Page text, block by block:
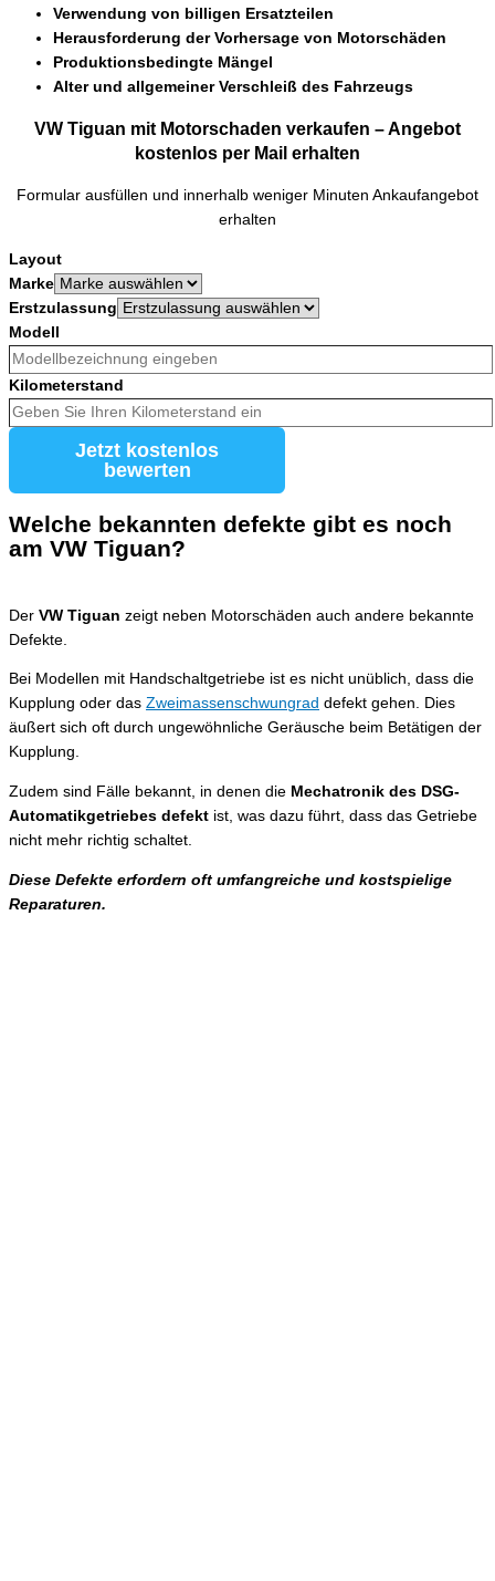
Verwendung von billigen Ersatzteilen
Herausforderung der Vorhersage von Motorschäden
Produktionsbedingte Mängel
Alter und allgemeiner Verschleiß des Fahrzeugs
VW Tiguan mit Motorschaden verkaufen – Angebot
kostenlos per Mail erhalten
Formular ausfüllen und innerhalb weniger Minuten Ankaufangebot
erhalten
Layout
Marke
Erstzulassung
Modell
Kilometerstand
Jetzt kostenlos
bewerten
Welche bekannten defekte gibt es noch
am VW Tiguan?
Der VW Tiguan zeigt neben Motorschäden auch andere bekannte
Defekte.
Bei Modellen mit Handschaltgetriebe ist es nicht unüblich, dass die
Kupplung oder das Zweimassenschwungrad defekt gehen. Dies
äußert sich oft durch ungewöhnliche Geräusche beim Betätigen der
Kupplung.
Zudem sind Fälle bekannt, in denen die Mechatronik des DSG-
Automatikgetriebes defekt ist, was dazu führt, dass das Getriebe
nicht mehr richtig schaltet.
Diese Defekte erfordern oft umfangreiche und kostspielige
Reparaturen.